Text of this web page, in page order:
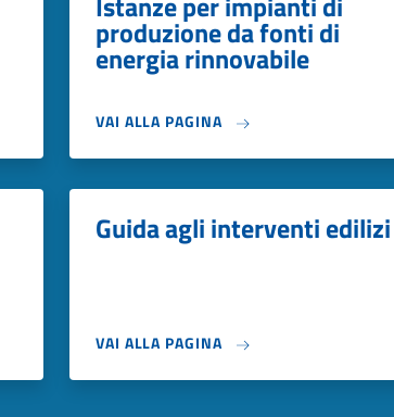
produzione da fonti di
energia rinnovabile
VAI ALLA PAGINA
Guida agli interventi edilizi
VAI ALLA PAGINA